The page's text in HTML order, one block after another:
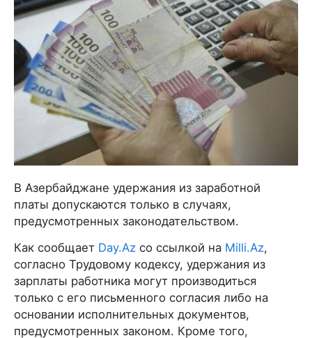
В Азербайджане удержания из заработной
платы допускаются только в случаях,
предусмотренных законодательством.
Как сообщает Day.Az со ссылкой на Milli.Az,
согласно Трудовому кодексу, удержания из
зарплаты работника могут производиться
только с его письменного согласия либо на
основании исполнительных документов,
предусмотренных законом. Кроме того,